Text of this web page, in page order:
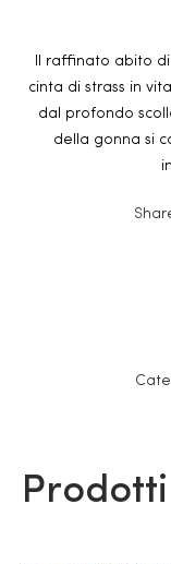
Il raffinato abito
cinta di strass in
dal profondo
della gonna si